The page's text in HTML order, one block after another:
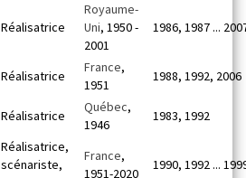
Réalisatrice
Royaume-
Uni, 1950 -
2001
1986, 1987 ...
Réalisatrice
France,
1951
1988, 1992, 2006
Réalisatrice
Québec,
1946
1983, 1992
Réalisatrice,
scénariste,
France,
1951-2020
1990, 1992 ...